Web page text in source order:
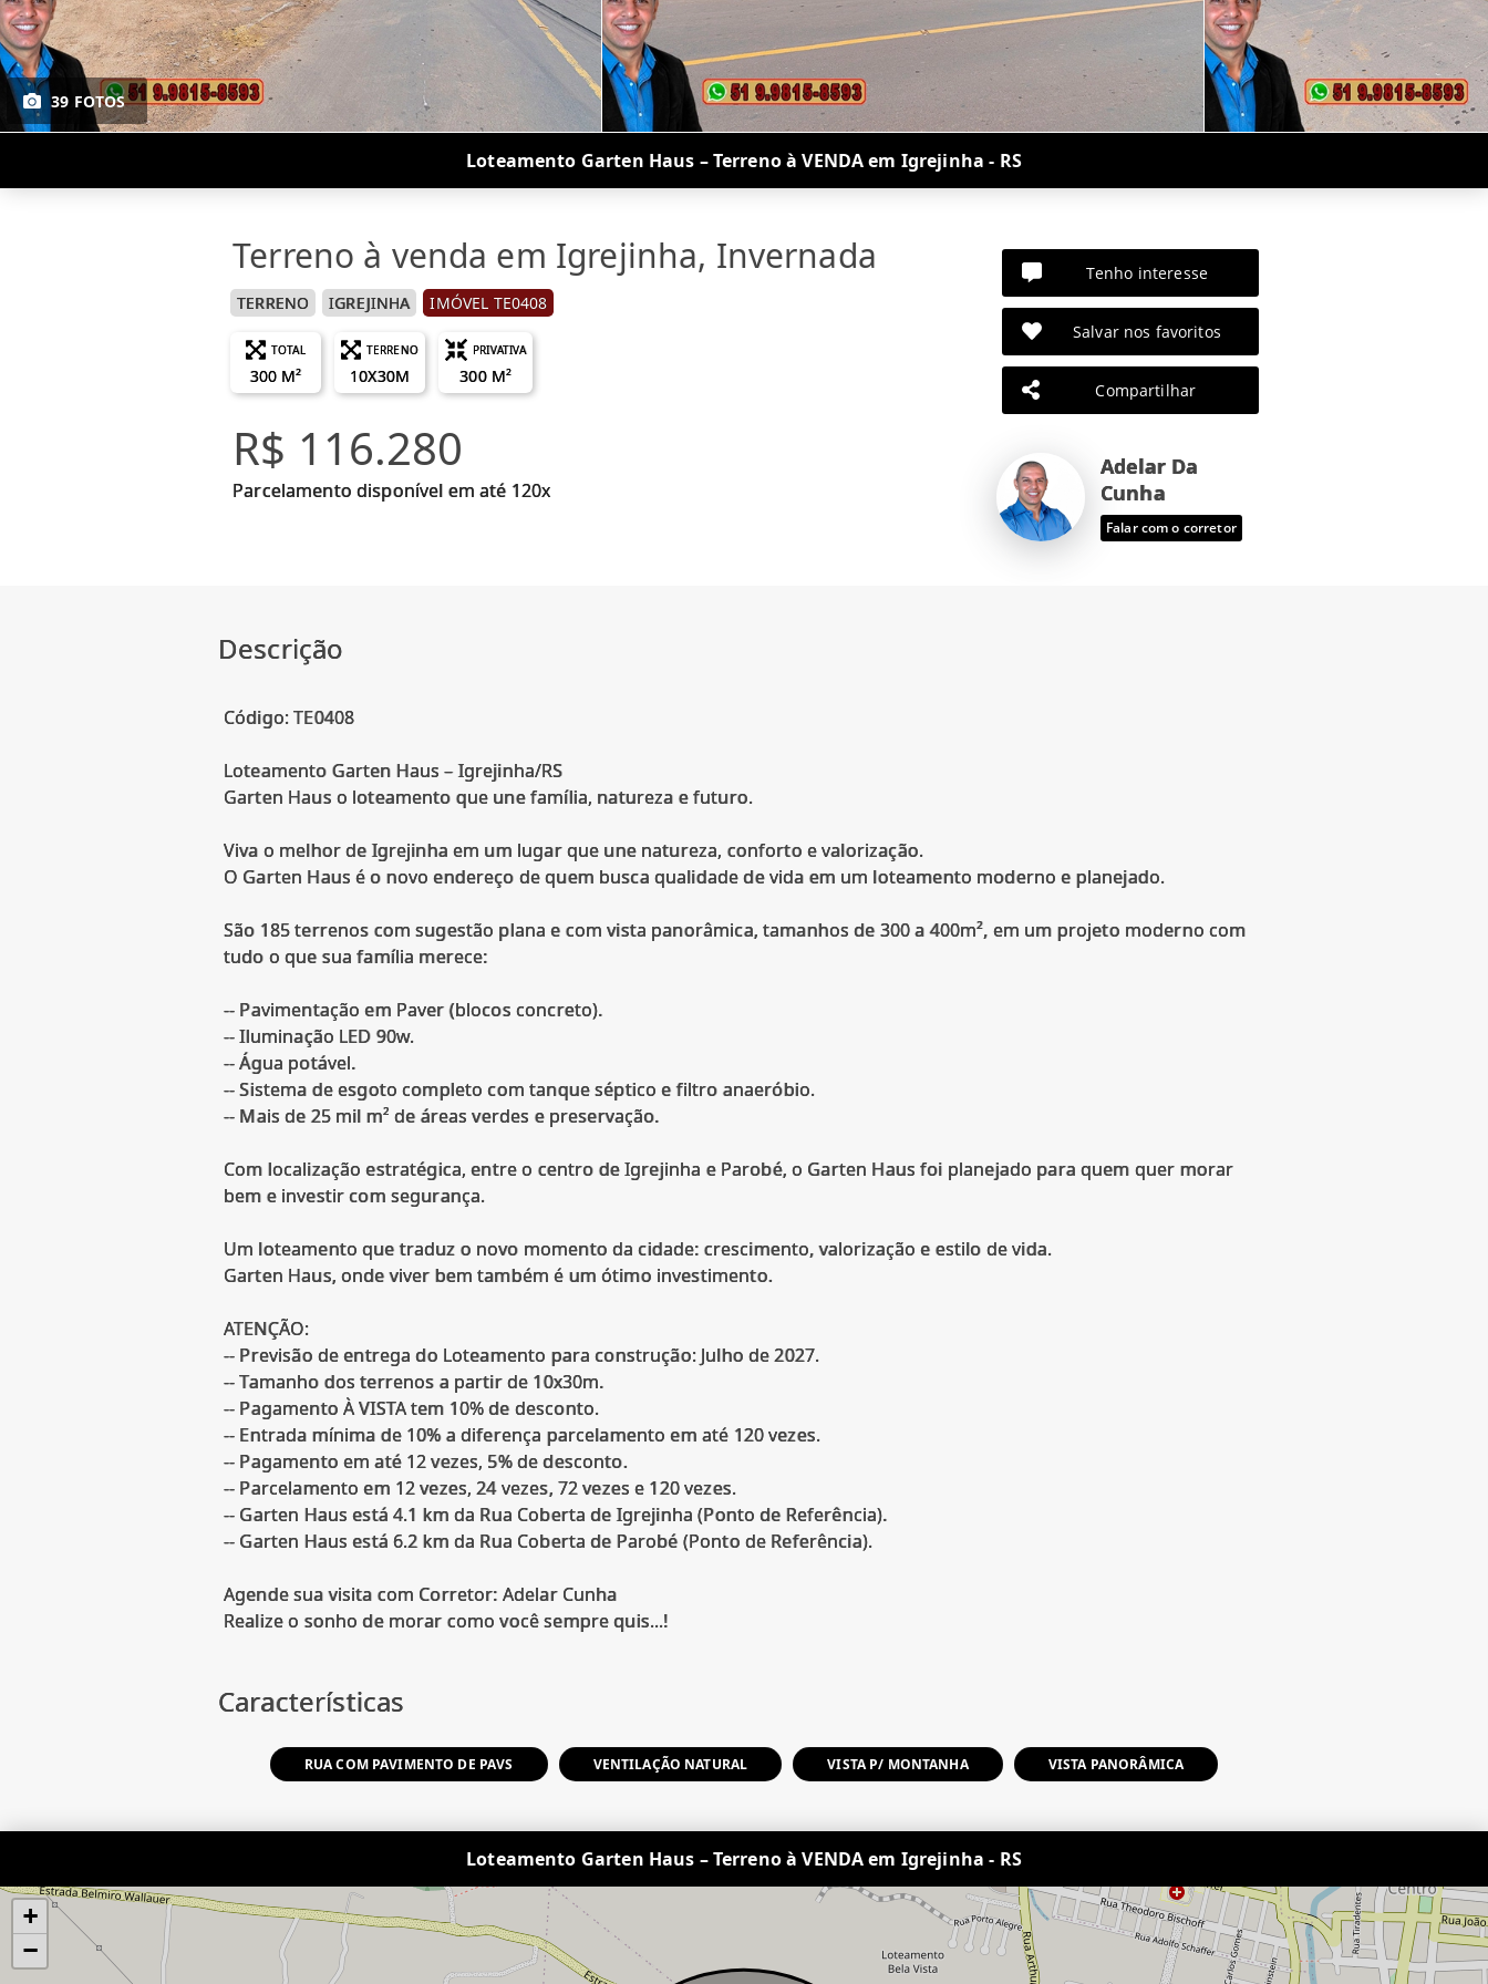
39 FOTOS
Loteamento Garten Haus – Terreno à VENDA em Igrejinha - RS
Terreno à venda em Igrejinha, Invernada
TERRENO IGREJINHA IMÓVEL TE0408
TOTAL
300 M²
TERRENO
10X30M
PRIVATIVA
300 M²
R$ 116.280
Parcelamento disponível em até 120x
Tenho interesse
Salvar nos favoritos
Compartilhar
Adelar Da
Cunha
Falar com o corretor
Descrição
Código: TE0408
Loteamento Garten Haus – Igrejinha/RS
Garten Haus o loteamento que une família, natureza e futuro.
Viva o melhor de Igrejinha em um lugar que une natureza, conforto e valorização.
O Garten Haus é o novo endereço de quem busca qualidade de vida em um loteamento moderno e planejado.
São 185 terrenos com sugestão plana e com vista panorâmica, tamanhos de 300 a 400m², em um projeto moderno com
tudo o que sua família merece:
-- Pavimentação em Paver (blocos concreto).
-- Iluminação LED 90w.
-- Água potável.
-- Sistema de esgoto completo com tanque séptico e filtro anaeróbio.
-- Mais de 25 mil m² de áreas verdes e preservação.
Com localização estratégica, entre o centro de Igrejinha e Parobé, o Garten Haus foi planejado para quem quer morar
bem e investir com segurança.
Um loteamento que traduz o novo momento da cidade: crescimento, valorização e estilo de vida.
Garten Haus, onde viver bem também é um ótimo investimento.
ATENÇÃO:
-- Previsão de entrega do Loteamento para construção: Julho de 2027.
-- Tamanho dos terrenos a partir de 10x30m.
-- Pagamento À VISTA tem 10% de desconto.
-- Entrada mínima de 10% a diferença parcelamento em até 120 vezes.
-- Pagamento em até 12 vezes, 5% de desconto.
-- Parcelamento em 12 vezes, 24 vezes, 72 vezes e 120 vezes.
-- Garten Haus está 4.1 km da Rua Coberta de Igrejinha (Ponto de Referência).
-- Garten Haus está 6.2 km da Rua Coberta de Parobé (Ponto de Referência).
Agende sua visita com Corretor: Adelar Cunha
Realize o sonho de morar como você sempre quis...!
Características
RUA COM PAVIMENTO DE PAVS VENTILAÇÃO NATURAL VISTA P/ MONTANHA VISTA PANORÂMICA
Loteamento Garten Haus – Terreno à VENDA em Igrejinha - RS
+
−